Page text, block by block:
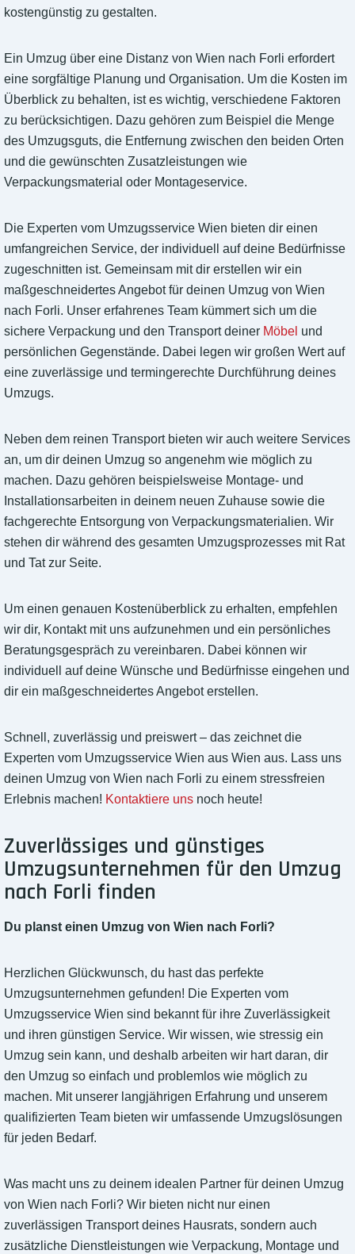
kostengünstig zu gestalten.
Ein Umzug über eine Distanz von Wien nach Forli erfordert
eine sorgfältige Planung und Organisation. Um die Kosten im
Überblick zu behalten, ist es wichtig, verschiedene Faktoren
zu berücksichtigen. Dazu gehören zum Beispiel die Menge
des Umzugsguts, die Entfernung zwischen den beiden Orten
und die gewünschten Zusatzleistungen wie
Verpackungsmaterial oder Montageservice.
Die Experten vom Umzugsservice Wien bieten dir einen
umfangreichen Service, der individuell auf deine Bedürfnisse
zugeschnitten ist. Gemeinsam mit dir erstellen wir ein
maßgeschneidertes Angebot für deinen Umzug von Wien
nach Forli. Unser erfahrenes Team kümmert sich um die
sichere Verpackung und den Transport deiner Möbel und
persönlichen Gegenstände. Dabei legen wir großen Wert auf
eine zuverlässige und termingerechte Durchführung deines
Umzugs.
Neben dem reinen Transport bieten wir auch weitere Services
an, um dir deinen Umzug so angenehm wie möglich zu
machen. Dazu gehören beispielsweise Montage- und
Installationsarbeiten in deinem neuen Zuhause sowie die
fachgerechte Entsorgung von Verpackungsmaterialien. Wir
stehen dir während des gesamten Umzugsprozesses mit Rat
und Tat zur Seite.
Um einen genauen Kostenüberblick zu erhalten, empfehlen
wir dir, Kontakt mit uns aufzunehmen und ein persönliches
Beratungsgespräch zu vereinbaren. Dabei können wir
individuell auf deine Wünsche und Bedürfnisse eingehen und
dir ein maßgeschneidertes Angebot erstellen.
Schnell, zuverlässig und preiswert – das zeichnet die
Experten vom Umzugsservice Wien aus Wien aus. Lass uns
deinen Umzug von Wien nach Forli zu einem stressfreien
Erlebnis machen! Kontaktiere uns noch heute!
Zuverlässiges und günstiges
Umzugsunternehmen für den Umzug
nach Forli finden
Du planst einen Umzug von Wien nach Forli?
Herzlichen Glückwunsch, du hast das perfekte
Umzugsunternehmen gefunden! Die Experten vom
Umzugsservice Wien sind bekannt für ihre Zuverlässigkeit
und ihren günstigen Service. Wir wissen, wie stressig ein
Umzug sein kann, und deshalb arbeiten wir hart daran, dir
den Umzug so einfach und problemlos wie möglich zu
machen. Mit unserer langjährigen Erfahrung und unserem
qualifizierten Team bieten wir umfassende Umzugslösungen
für jeden Bedarf.
Was macht uns zu deinem idealen Partner für deinen Umzug
von Wien nach Forli? Wir bieten nicht nur einen
zuverlässigen Transport deines Hausrats, sondern auch
zusätzliche Dienstleistungen wie Verpackung, Montage und